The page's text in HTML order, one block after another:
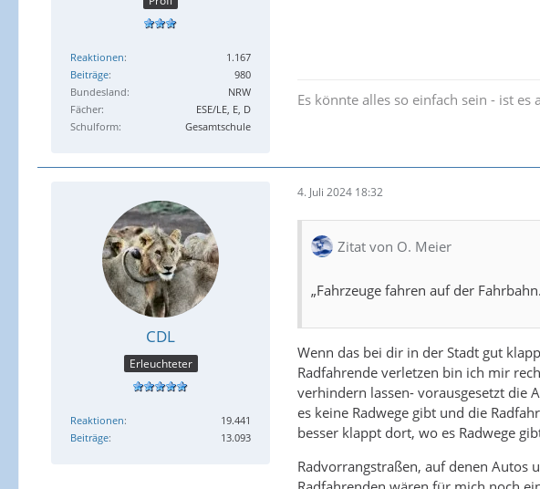
Reaktionen
1.167
Beiträge
980
Bundesland
NRW
Fächer
ESE/LE, E, D
Schulform
Gesamtschule
Es könnte alles so einfach sein - ist es
CDL
Erleuchteter
Reaktionen
19.441
Beiträge
13.093
4. Juli 2024 18:32
Zitat von O. Meier
„Fahrzeuge fahren auf der
Wenn das bei dir in der Stadt gut
Radfahrende verletzen bin ich mir
verhindern lassen- vorausgesetzt die
es keine Radwege gibt und die
besser klappt dort, wo es Radwege
Radvorrangstraßen, auf denen Autos